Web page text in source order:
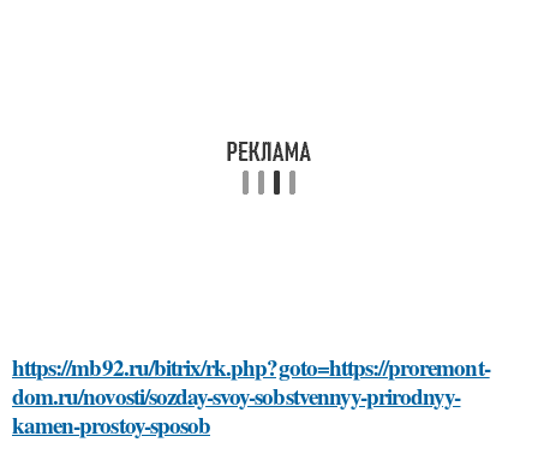
https://mb92.ru/bitrix/rk.php?goto=https://proremont-
dom.ru/novosti/sozday-svoy-sobstvennyy-prirodnyy-
kamen-prostoy-sposob